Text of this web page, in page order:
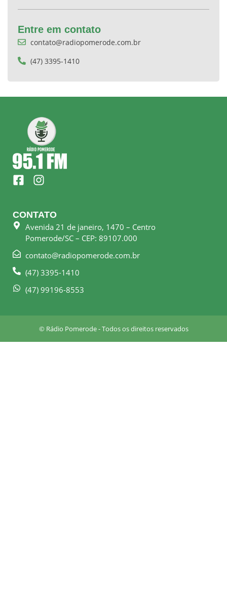
Entre em contato
contato@radiopomerode.com.br
(47) 3395-1410
F
a
e
b
o
k
s
q
a
I
n
t
a
g
r
a
m
CONTATO
Avenida 21 de janeiro, 1470 – Centro
Pomerode/SC – CEP: 89107.000
contato@radiopomerode.com.br
(47) 3395-1410
(47) 99196-8553
© Rádio Pomerode - Todos os direitos reservados